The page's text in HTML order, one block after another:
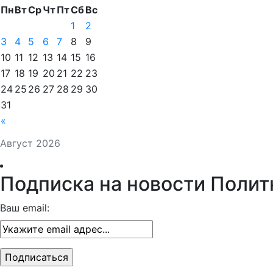
Август 2026
ПнВтСрЧтПтСбВс
«
1
2
3
4 5 6 7 8
9
10 11 12 13 14 15 16
17 18 19 20 21 22 23
24 25 26 27 28 29 30
31
Подписка на новости
Ваш email: